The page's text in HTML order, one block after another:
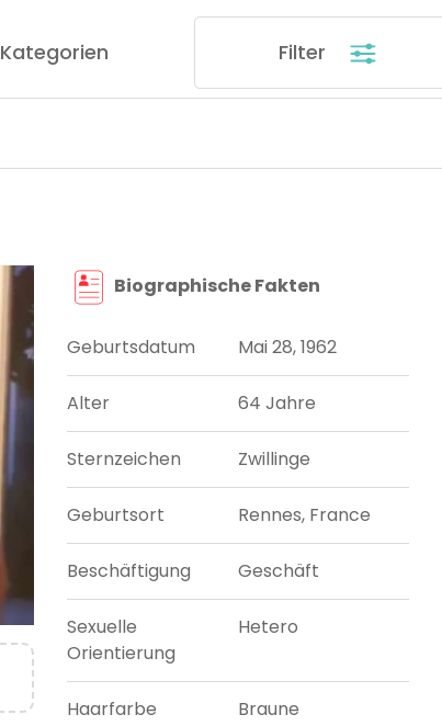
Kategorien Filter
Biographische Fakten
Geburtsdatum Mai 28, 1962
Alter 64 Jahre
Sternzeichen Zwillinge
Geburtsort Rennes, France
Beschäftigung Geschäft
Sexuelle
Orientierung
Hetero
Haarfarbe Braune